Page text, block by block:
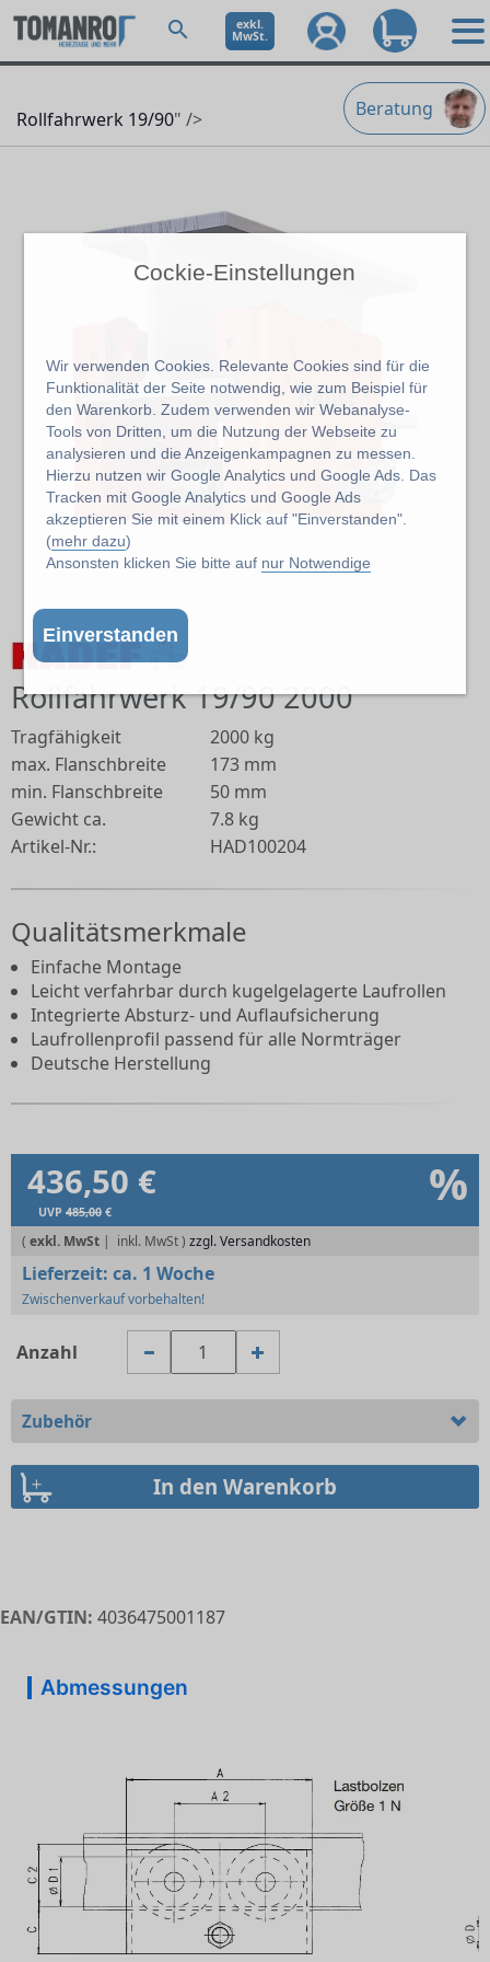
Cockie-Einstellungen
Wir verwenden Cookies. Relevante Cookies sind für die
Funktionalität der Seite notwendig, wie zum Beispiel für
den Warenkorb. Zudem verwenden wir Webanalyse-
Tools von Dritten, um die Nutzung der Webseite zu
analysieren und die Anzeigenkampagnen zu messen.
Hierzu nutzen wir Google Analytics und Google Ads. Das
Tracken mit Google Analytics und Google Ads
akzeptieren Sie mit einem Klick auf "Einverstanden".
(mehr dazu)
Ansonsten klicken Sie bitte auf nur Notwendige
Einverstanden
exkl.
MwSt.
Beratung
Rollfahrwerk 19/90" />
Abbildung kann abweichen vom Original
Rollfahrwerk 19/90 2000
Tragfähigkeit
2000 kg
max. Flanschbreite
173 mm
min. Flanschbreite
50 mm
Gewicht ca.
7.8 kg
Artikel-Nr.:
HAD100204
Qualitätsmerkmale
Einfache Montage
Leicht verfahrbar durch kugelgelagerte Laufrollen
Integrierte Absturz- und Auflaufsicherung
Laufrollenprofil passend für alle Normträger
Deutsche Herstellung
436,50 € %
UVP 485,00 €
( exkl. MwSt | zzgl. Versandkosten
Lieferzeit: ca. 1 Woche
Zwischenverkauf vorbehalten!
Anzahl
Zubehör
EAN/GTIN: 4036475001187
Abmessungen